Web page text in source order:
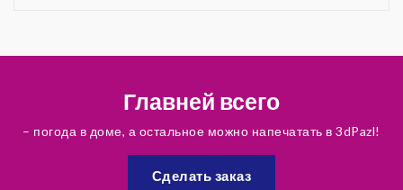
Главней всего
– погода в доме, а остальное можно напечатать в 3dPazl!
Сделать заказ